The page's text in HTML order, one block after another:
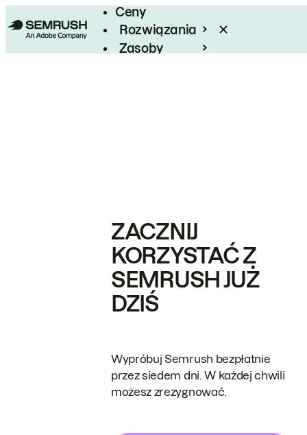
Ceny
Rozwiązania
Zasoby
ZACZNIJ
KORZYSTAĆ Z
SEMRUSH JUŻ
DZIŚ
Wypróbuj Semrush bezpłatnie
przez siedem dni. W każdej chwili
możesz zrezygnować.